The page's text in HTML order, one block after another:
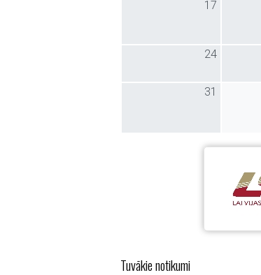
17
24
31
Tuvākie notikumi